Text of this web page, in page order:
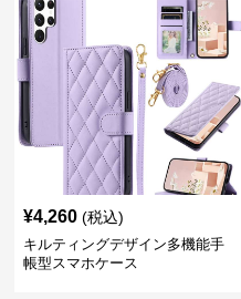
¥4,260 (税込)
キルティングデザイン多機能手
帳型スマホケース